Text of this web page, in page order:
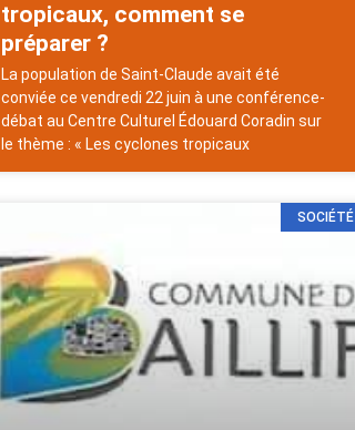
tropicaux, comment se
préparer ?
La population de Saint-Claude avait été
conviée ce vendredi 22 juin à une conférence-
débat au Centre Culturel Édouard Coradin sur
le thème : « Les cyclones tropicaux
SOCIÉTÉ